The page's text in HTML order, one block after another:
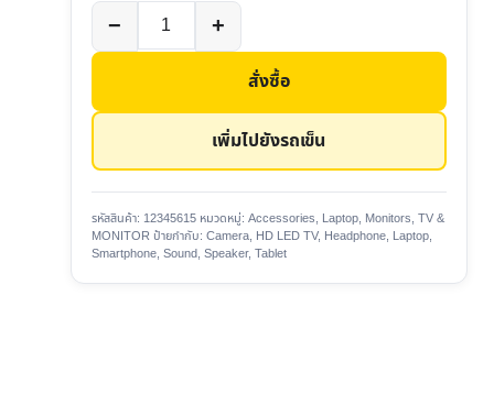
สั่งซื้อ
−
จำนวน
Smart
Panasonic
inch
ชิ้น
+
เพิ่มไปยังรถเข็น
รหัสสินค้า: 12345615 หมวดหมู่: Accessories, Laptop, Monitors, TV &
MONITOR ป้ายกำกับ: Camera, HD LED TV, Headphone, Laptop,
Smartphone, Sound, Speaker, Tablet